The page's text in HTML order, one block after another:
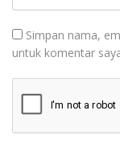
Simpan nama,
untuk komentar